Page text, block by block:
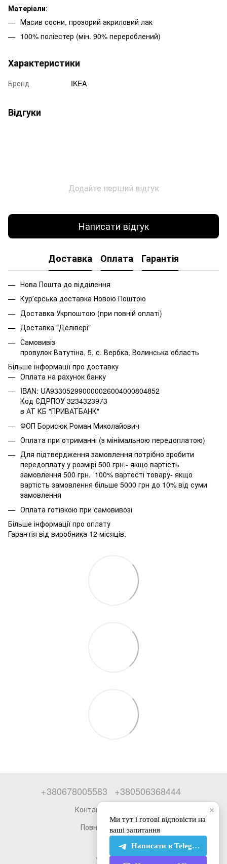
Матеріали:
Масив сосни, прозорий акриловий лак
100% поліестер (мін. 90% перероблений)
Характеристики
Бренд IKEA
Відгуки
Додайте перший відгук
Написати відгук
Доставка Оплата Гарантія
Нова Пошта до відділення
Курʼєрська доставка Новою Поштою
Доставка Укрпоштою (при повній оплаті)
Доставка "Делівері"
Самовивіз
провулок Ватутіна, 5, с. Вербка, Волинська область
Більше інформації про доставку
Оплата на рахунок банку
IBAN: UA933052990000026004000804852
Код ЄДРПОУ 3234323973
в АТ КБ "ПРИВАТБАНК"
ФОП Борисюк Роман Миколайович
Оплата при отриманні (з мінімальною передоплатою)
Для підтвердження замовлення потрібно зробити
передоплату у розмірі 500 грн.- якщо вартість
замовлення 500 грн. 100% вартості товару- якщо
вартість замовлення більше 5000 грн до 10% від суми
замовлення
Оплата готівкою при самовивозі
Більше інформації про оплату
Гарантія від виробника 12 місяців.
+380678005583 +380506368444
Контактна інформація
Повна версія сайту
© 2026
Укр Рус